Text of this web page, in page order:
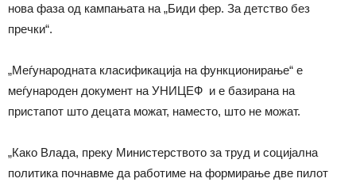
нова фаза од кампањата на „Биди фер. За детство без
пречки“.
„Меѓународната класификација на функционирање“ е
меѓународен документ на УНИЦЕФ и е базирана на
пристапот што децата можат, наместо, што не можат.
„Како Влада, преку Министерството за труд и социјална
политика почнавме да работиме на формирање две пилот